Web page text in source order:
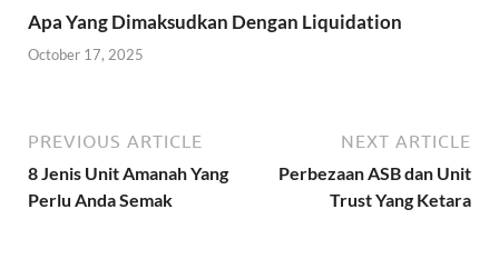
Apa Yang Dimaksudkan Dengan Liquidation
October 17, 2025
PREVIOUS ARTICLE
8 Jenis Unit Amanah Yang
Perlu Anda Semak
NEXT ARTICLE
Perbezaan ASB dan Unit
Trust Yang Ketara